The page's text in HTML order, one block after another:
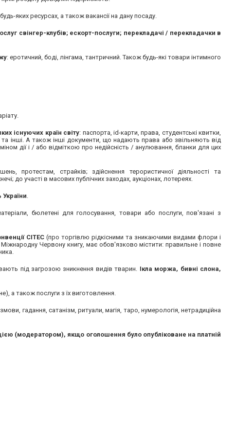
яких ресурсах, а також вакансії на дану посаду.
свінгер-клубів; ескорт-послуги; перекладачі / перекладачки в
: еротичний, боді, лінгама, тантричний. Також будь-які товари інтимного
існуючих країн світу: паспорта, id-карти, права, студентські квитки,
та інші. А також інші документи, що надають права або звільняють від
дії і / або відміткою про недійсність / анулювання, бланки для цих
протестам, страйків; здійснення терористичної діяльності та
до участі в масових публічних заходах, аукціонах, лотереях.
України.
бюлетені для голосування, товари або послуги, пов'язані з
СІТЕС (про торгівлю рідкісними та зникаючими видами флори і
Червону книгу, має обов'язково містити: правильне і повне
під загрозою зникнення видів тварин. Ікла моржа, бивні слона,
а також послуги з їх виготовлення.
гадання, сатанізм, ритуали, магія, таро, нумерологія, нетрадиційна
(модератором), якщо оголошення було опубліковане на платній